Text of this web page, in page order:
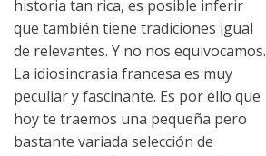
historia tan rica, es posible inferir
que también tiene tradiciones igual
de relevantes. Y no nos equivocamos.
La idiosincrasia francesa es muy
peculiar y fascinante. Es por ello que
hoy te traemos una pequeña pero
bastante variada selección de